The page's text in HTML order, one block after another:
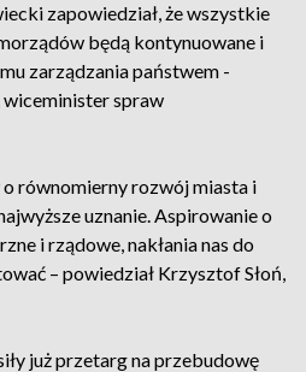
zapowiedział, że wszystkie
będą kontynuowane i
zarządzania państwem -
spraw
równomierny rozwój miasta i
uznanie. Aspirowanie o
i rządowe, nakłania nas do
– powiedział Krzysztof Słoń,
już przetarg na przebudowę